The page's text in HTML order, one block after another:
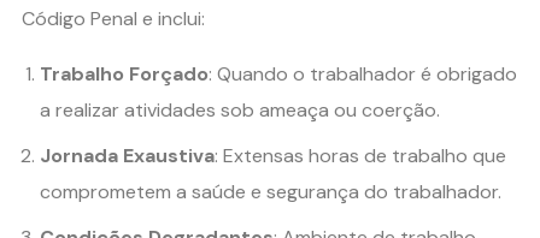
Código Penal e inclui:
Trabalho Forçado: Quando o trabalhador é obrigado
a realizar atividades sob ameaça ou coerção.
Jornada Exaustiva: Extensas horas de trabalho que
comprometem a saúde e segurança do trabalhador.